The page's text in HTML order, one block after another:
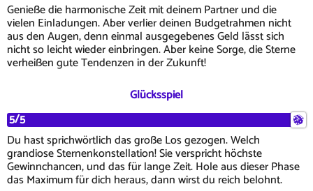
Genieße die harmonische Zeit mit deinem Partner und die
vielen Einladungen. Aber verlier deinen Budgetrahmen nicht
aus den Augen, denn einmal ausgegebenes Geld lässt sich
nicht so leicht wieder einbringen. Aber keine Sorge, die Sterne
verheißen gute Tendenzen in der Zukunft!
Glücksspiel
5/5
Du hast sprichwörtlich das große Los gezogen. Welch
grandiose Sternenkonstellation! Sie verspricht höchste
Gewinnchancen, und das für lange Zeit. Hole aus dieser Phase
das Maximum für dich heraus, dann wirst du reich belohnt.